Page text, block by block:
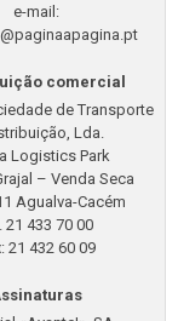
e-mail:
comercial
de Transporte
Lda.
Logistics Park
– Venda Seca
Agualva-Cacém
21 433 70 00
21 432 60 09